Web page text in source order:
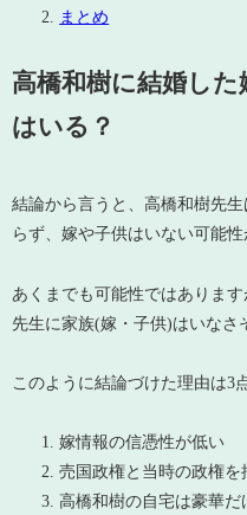
まとめ
高橋和樹に結婚した
はいる？
結論から言うと、高橋和樹先
らず、嫁や子供はいない可能性
あくまでも可能性ではありま
先生に家族(嫁・子供)はいなさ
このように結論づけた理由は3
嫁情報の信憑性が低い
売国政権と当時の政権を
高橋和樹の自宅は豪華だ